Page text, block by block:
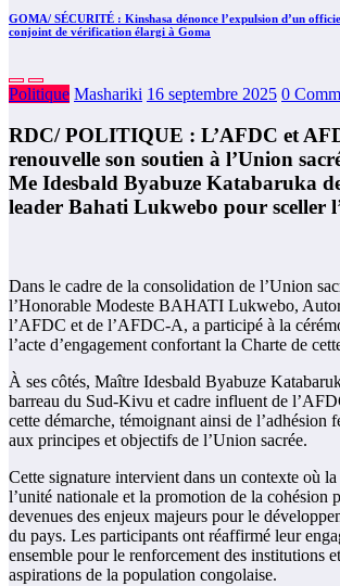
GOMA/ SÉCURITÉ : Kinshasa dénonce l’expulsion d’un
conjoint de vérification élargi à Goma
Politique Mashariki 16 septembre 2025 0
RDC/ POLITIQUE : L’AFDC et
renouvelle son soutien à l’Union
Me Idesbald Byabuze Katabaruka
leader Bahati Lukwebo pour sceller
Dans le cadre de la consolidation de l’Union
l’Honorable Modeste BAHATI Lukwebo,
l’AFDC et de l’AFDC-A, a participé à la
l’acte d’engagement confortant la Charte de
À ses côtés, Maître Idesbald Byabuze
barreau du Sud-Kivu et cadre influent de
cette démarche, témoignant ainsi de l’adhésion
aux principes et objectifs de l’Union sacrée.
Cette signature intervient dans un contexte où
l’unité nationale et la promotion de la cohésion
devenues des enjeux majeurs pour le
du pays. Les participants ont réaffirmé leur
ensemble pour le renforcement des institutions
aspirations de la population congolaise.